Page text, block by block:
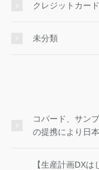
クレジットカード
未分類
コパード、サン
の提携により日
【生産計画DX